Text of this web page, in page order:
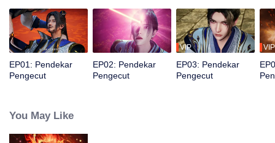
EP01: Pendekar
Pengecut
EP02: Pendekar
Pengecut
VIP
EP03: Pendekar
Pengecut
VIP
You May Like